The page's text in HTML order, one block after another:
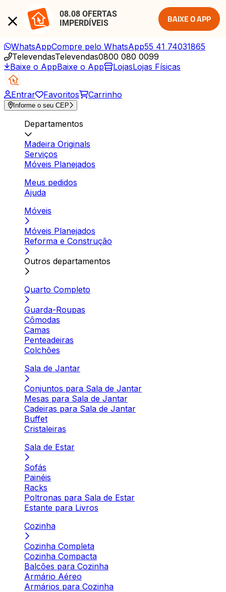
08.08 OFERTAS
IMPERDÍVEIS
BAIXE O APP
WhatsAppCompre pelo WhatsApp55 41 74031865
TelevendasTelevendas0800 080 0099
Baixe o AppBaixe o App LojasLojas Físicas
Entrar Favoritos Carrinho
Informe o seu CEP
Departamentos
Madeira Originals
Serviços
Móveis Planejados
Meus pedidos
Ajuda
Móveis
Móveis Planejados
Reforma e Construção
Outros departamentos
Quarto Completo
Guarda-Roupas
Cômodas
Camas
Penteadeiras
Colchões
Sala de Jantar
Conjuntos para Sala de Jantar
Mesas para Sala de Jantar
Cadeiras para Sala de Jantar
Buffet
Cristaleiras
Sala de Estar
Sofás
Painéis
Racks
Poltronas para Sala de Estar
Estante para Livros
Cozinha
Cozinha Completa
Cozinha Compacta
Balcões para Cozinha
Armário Aéreo
Armários para Cozinha